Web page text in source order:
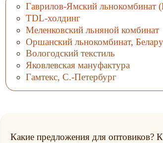
Гаврилов-Ямский льнокомбинат
TDL-холдинг
Меленковский льняной комбинат
Оршанский льнокомбинат,
Вологодский текстиль
Яковлевская мануфактура
Гамтекс, С.-Петербург
Какие предложения для оптовиков?